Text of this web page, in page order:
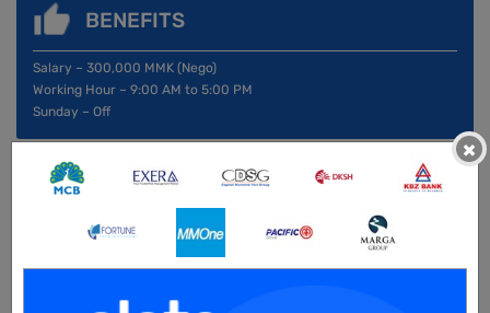
BENEFITS
Salary – 300,000 MMK (Nego)
Working Hour – 9:00 AM to 5:00 PM
Sunday – Off
×